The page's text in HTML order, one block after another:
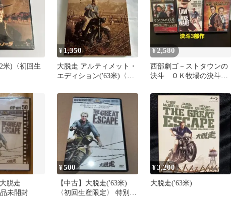
米)〈初回生
¥ 1,350
大脱走 アルティメット・
エディション('63米)〈初
¥ 2,580
西部劇ゴ－ストタウンの
決斗 ＯＫ牧場の決斗
作セット
脱走
未開封
¥500
【中古】大脱走('63米)
〈初回生産限定〉 特別編
¥3,200
大脱走('63米)